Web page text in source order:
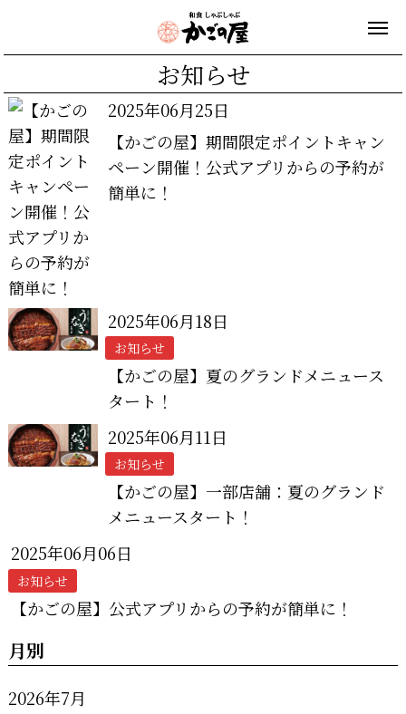
お知らせ
2025年06月25日
【かごの屋】期間限定ポイントキャン
ペーン開催！公式アプリからの予約が
簡単に！
2025年06月18日
お知らせ
【かごの屋】夏のグランドメニュース
タート！
2025年06月11日
お知らせ
【かごの屋】一部店舗：夏のグランド
メニュースタート！
2025年06月06日
お知らせ
【かごの屋】公式アプリからの予約が簡単に！
月別
2026年7月